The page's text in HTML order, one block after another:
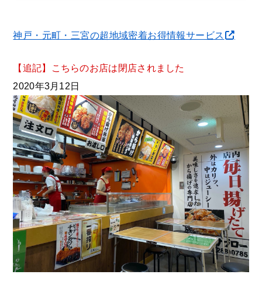
神戸・元町・三宮の超地域密着お得情報サービス
【追記】こちらのお店は閉店されました
2020年3月12日